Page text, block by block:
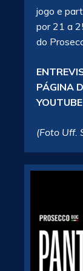
jogo e
por 21 a
do
PÁGINA
(Foto Uff.